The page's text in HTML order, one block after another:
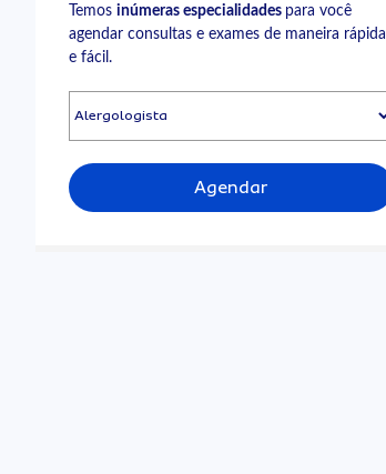
Temos inúmeras especialidades para você
agendar consultas e exames de maneira rápida
e fácil.
Agendar